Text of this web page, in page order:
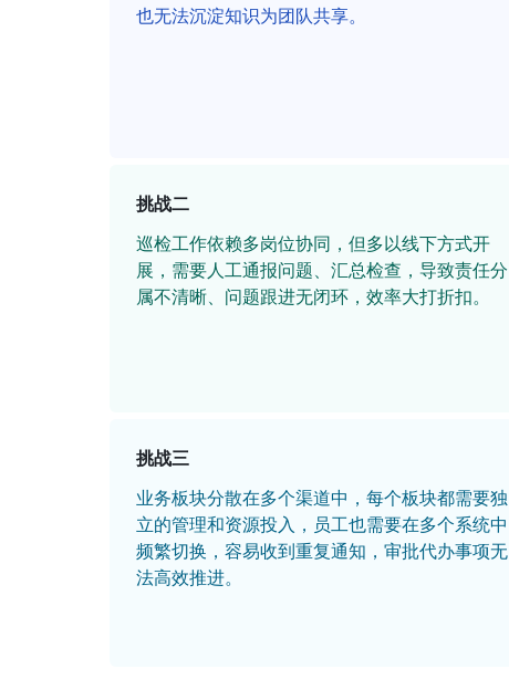
也无法沉淀知识为团队共享。
挑战二
巡检工作依赖多岗位协同，但多以线下方式开
展，需要人工通报问题、汇总检查，导致责任分
属不清晰、问题跟进无闭环，效率大打折扣。
挑战三
业务板块分散在多个渠道中，每个板块都需要独
立的管理和资源投入，员工也需要在多个系统中
频繁切换，容易收到重复通知，审批代办事项无
法高效推进。